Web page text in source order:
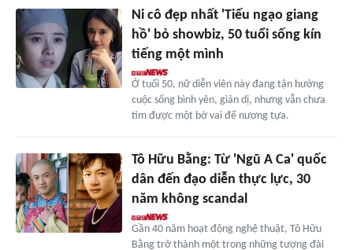
Ni cô đẹp nhất 'Tiếu ngạo giang
hồ' bỏ showbiz, 50 tuổi sống kín
tiếng một mình
Ở tuổi 50, nữ diễn viên này đang tận hưởng
cuộc sống bình yên, giản dị, nhưng vẫn chưa
tìm được một bờ vai để nương tựa.
Tô Hữu Bằng: Từ 'Ngũ A Ca' quốc
dân đến đạo diễn thực lực, 30
năm không scandal
Gần 40 năm hoạt động nghệ thuật, Tô Hữu
Bằng trở thành một trong những tượng đài